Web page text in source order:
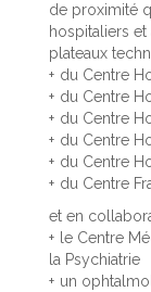
de proximité
hospitaliers
plateaux
du Centre
du Centre
du Centre
du Centre
du Centre
du Centre
et en
le Centre
la Psychiatrie
un